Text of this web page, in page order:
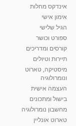
10:17
01:37
01:46
05:37
אינדקס מחלות
אימון אישי
הגיל שלישי
ספורט וכושר
קורסים ומדריכים
תיירות וטיולים
מיסטיקה, טארוט
ונומרולוגיה
העצמה אישית
בישול ומתכונים
מחשבון נומרולוגיה
טארוט אונליין